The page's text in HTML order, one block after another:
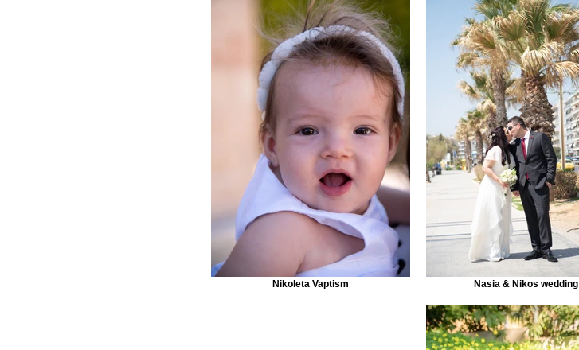
Nikoleta Vaptism Nasia & Nikos wedding